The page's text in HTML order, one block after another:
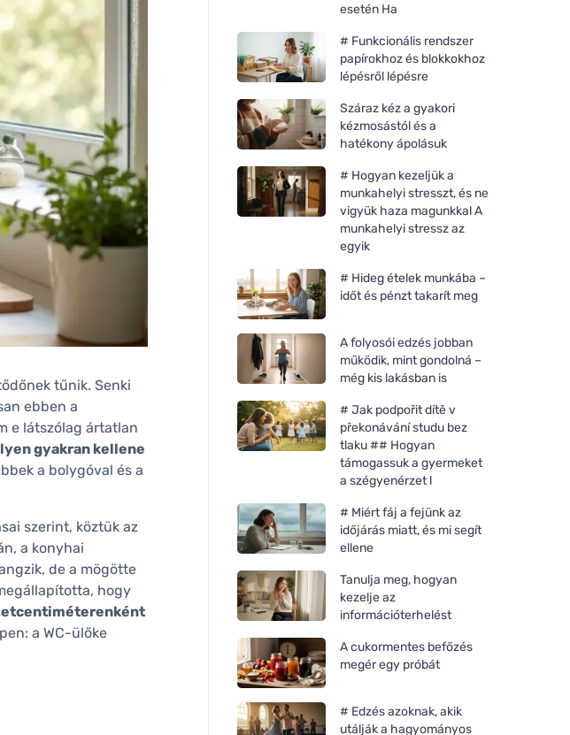
tűnik. Senki
ebben a
e látszólag ártatlan
gyakran kellene
a bolygóval és a
szerint, köztük az
a konyhai
de a mögötte
hogy
a WC-ülőke
esetén Ha
# Funkcionális rendszer
papírokhoz és blokkokhoz
lépésről lépésre
Száraz kéz a gyakori
kézmosástól és a
hatékony ápolásuk
# Hogyan kezeljük a
munkahelyi stresszt, és ne
vigyük haza magunkkal A
munkahelyi stressz az
egyik
# Hideg ételek munkába –
időt és pénzt takarít meg
A folyosói edzés jobban
működik, mint gondolná –
még kis lakásban is
# Jak podpořit dítě v
překonávání studu bez
tlaku ## Hogyan
támogassuk a gyermeket
a szégyenérzet l
# Miért fáj a fejünk az
időjárás miatt, és mi segít
ellene
Tanulja meg, hogyan
kezelje az
információterhelést
A cukormentes befőzés
megér egy próbát
# Edzés azoknak, akik
utálják a hagyományos